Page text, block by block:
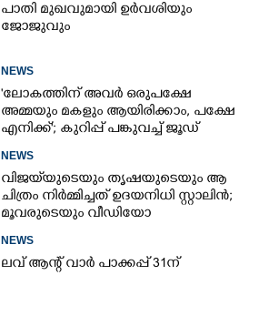
പാതി മുഖവുമായി ഉർവശിയും
ജോജുവും
NEWS
'ലോകത്തിന് അവർ ഒരുപക്ഷേ
അമ്മയും മകളും ആയിരിക്കാം, പക്ഷേ
എനിക്ക്'; കുറിപ്പ് പങ്കുവച്ച് ജൂഡ്
NEWS
വിജയ്‌യുടെയും തൃഷയുടെയും ആ
ചിത്രം നിർമ്മിച്ചത് ഉദയനിധി സ്റ്റാലിൻ;
മൂവരുടെയും വീഡിയോ
NEWS
ലവ് ആന്റ് വാർ പാക്കപ്പ് 31ന്
×
Share this link